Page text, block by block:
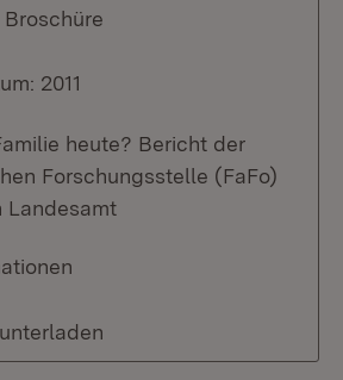
2011
heute? Bericht der
Forschungsstelle (FaFo)
Landesamt